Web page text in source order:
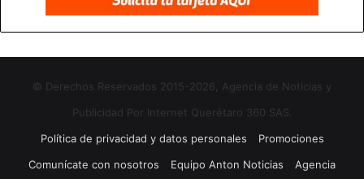
© Derechos Reservados 2015-2026, Agencia de Noticias y
Publicidad Por Internet Querétaro 360 SAS.
Política de privacidad y datos personales
Promociones
Comunícate con nosotros
Equipo Anton Noticias Agencia